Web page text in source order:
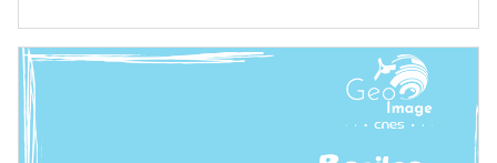
Image
de
couverture
(conseillée)